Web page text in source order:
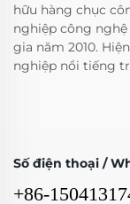
hữu hàng chục
nghiệp công
gia năm 2010.
nghiệp nổi tiếng
Số điện thoại /
+86-